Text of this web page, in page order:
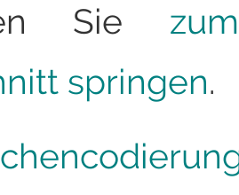
Sie
springen.